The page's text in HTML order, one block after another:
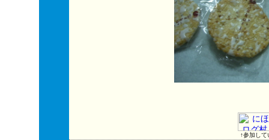
↑参加して